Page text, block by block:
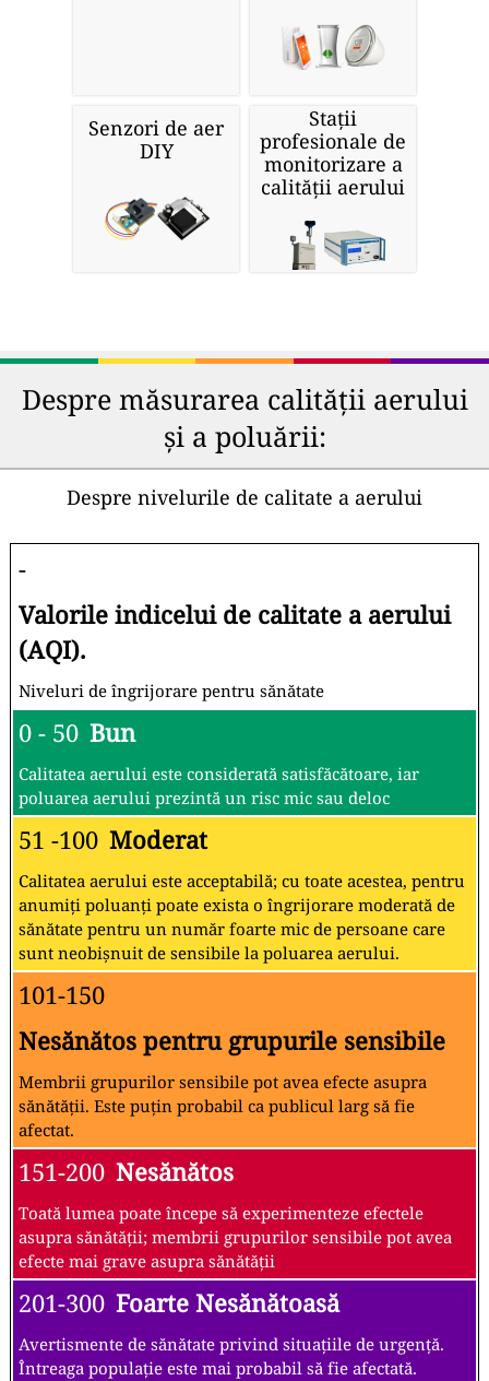
Senzori de aer
DIY
Stații
profesionale de
monitorizare a
calității aerului
Despre măsurarea calității aerului
și a poluării:
Despre nivelurile de calitate a aerului
-
Valorile indicelui de calitate a aerului
(AQI).
Niveluri de îngrijorare pentru sănătate
0 - 50 Bun
Calitatea aerului este considerată satisfăcătoare, iar
poluarea aerului prezintă un risc mic sau deloc
51 -100 Moderat
Calitatea aerului este acceptabilă; cu toate acestea, pentru
anumiți poluanți poate exista o îngrijorare moderată de
sănătate pentru un număr foarte mic de persoane care
sunt neobișnuit de sensibile la poluarea aerului.
101-150
Nesănătos pentru grupurile sensibile
Membrii grupurilor sensibile pot avea efecte asupra
sănătății. Este puțin probabil ca publicul larg să fie
afectat.
151-200 Nesănătos
Toată lumea poate începe să experimenteze efectele
asupra sănătății; membrii grupurilor sensibile pot avea
efecte mai grave asupra sănătății
201-300 Foarte Nesănătoasă
Avertismente de sănătate privind situațiile de urgență.
Întreaga populație este mai probabil să fie afectată.